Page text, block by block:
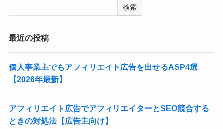
検索
最近の投稿
個人事業主でもアフィリエイト広告を出せるASP4選
【2026年最新】
アフィリエイト広告でアフィリエイターとSEO競合する
ときの対処法【広告主向け】